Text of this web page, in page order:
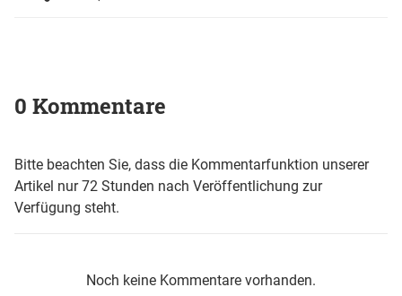
0 Kommentare
Bitte beachten Sie, dass die Kommentarfunktion unserer
Artikel nur 72 Stunden nach Veröffentlichung zur
Verfügung steht.
Noch keine Kommentare vorhanden.